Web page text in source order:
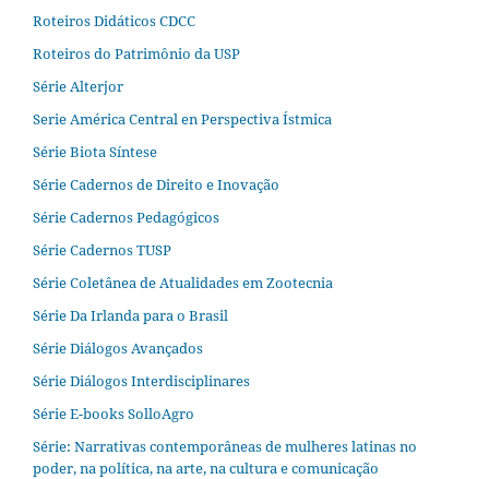
Roteiros Didáticos CDCC
Roteiros do Patrimônio da USP
Série Alterjor
Serie América Central en Perspectiva Ístmica
Série Biota Síntese
Série Cadernos de Direito e Inovação
Série Cadernos Pedagógicos
Série Cadernos TUSP
Série Coletânea de Atualidades em Zootecnia
Série Da Irlanda para o Brasil
Série Diálogos Avançados
Série Diálogos Interdisciplinares
Série E-books SolloAgro
Série: Narrativas contemporâneas de mulheres latinas no
poder, na política, na arte, na cultura e comunicação